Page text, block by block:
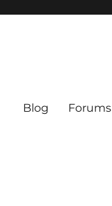
Blog Forums